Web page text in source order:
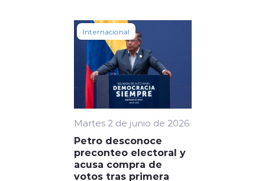
Internacional
Martes 2 de junio de 2026
Petro desconoce
preconteo electoral y
acusa compra de
votos tras primera